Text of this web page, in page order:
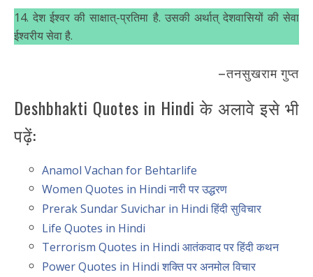
14. देश ईश्वर की साक्षात्-प्रतिमा है. उसकी अर्थात् देशवासियों की सेवा
ईश्वरीय सेवा है.
–तनसुखराम गुप्त
Deshbhakti Quotes in Hindi के अलावे इसे भी
पढ़ें:
Anamol Vachan for Behtarlife
Women Quotes in Hindi नारी पर उद्धरण
Prerak Sundar Suvichar in Hindi हिंदी सुविचार
Life Quotes in Hindi
Terrorism Quotes in Hindi आतंकवाद पर हिंदी कथन
Power Quotes in Hindi शक्ति पर अनमोल विचार